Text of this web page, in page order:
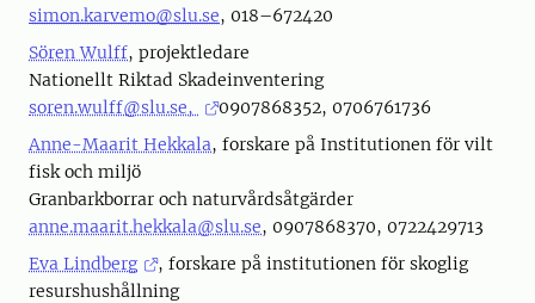
simon.karvemo@slu.se, 018–672420
Sören Wulff, projektledare
Nationellt Riktad Skadeinventering
soren.wulff@slu.se,
0907868352, 0706761736
Anne-Maarit Hekkala, forskare på Institutionen för vilt
fisk och miljö
Granbarkborrar och naturvårdsåtgärder
anne.maarit.hekkala@slu.se, 0907868370, 0722429713
Eva Lindberg
, forskare på institutionen för skoglig
resurshushållning